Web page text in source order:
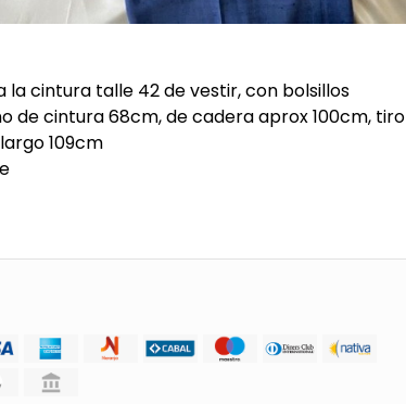
la cintura talle 42 de vestir, con bolsillos
de cintura 68cm, de cadera aprox 100cm, tiro
109cm